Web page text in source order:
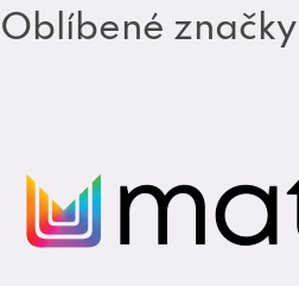
Oblíbené značky